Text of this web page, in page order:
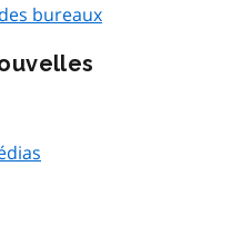
bureaux